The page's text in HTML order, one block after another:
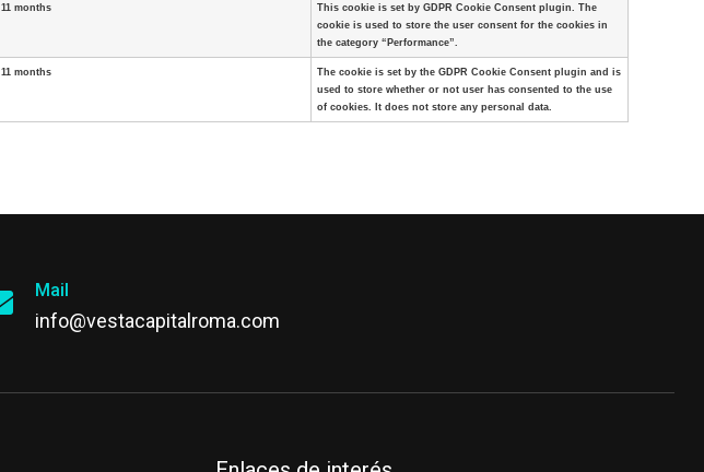
11 months
This cookie is set by GDPR Cookie Consent plugin. The
cookie is used to store the user consent for the cookies in
the category “Performance”.
11 months
The cookie is set by the GDPR Cookie Consent plugin and is
used to store whether or not user has consented to the use
of cookies. It does not store any personal data.
Mail
info@vestacapitalroma.com